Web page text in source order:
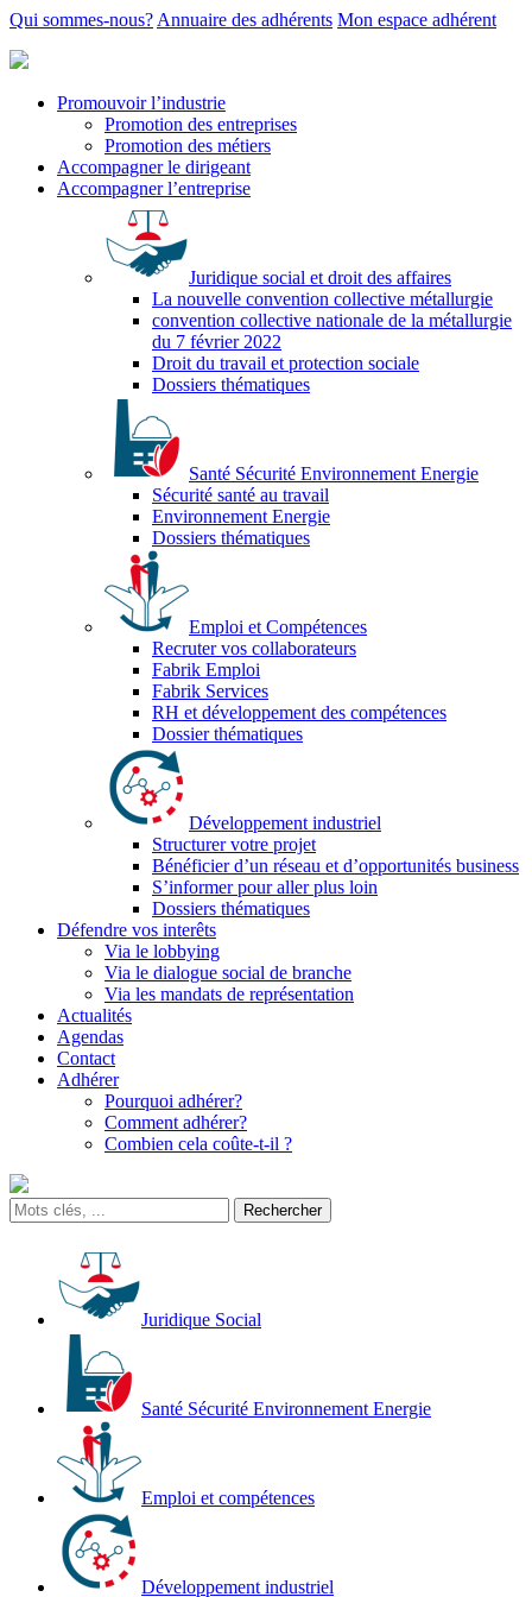
Qui sommes-nous? Annuaire des adhérents Mon espace adhérent
Promouvoir l’industrie
Promotion des entreprises
Promotion des métiers
Accompagner le dirigeant
Accompagner l’entreprise
Juridique social et droit des affaires
La nouvelle convention collective métallurgie
convention collective nationale de la métallurgie
du 7 février 2022
Droit du travail et protection sociale
Dossiers thématiques
Santé Sécurité Environnement Energie
Sécurité santé au travail
Environnement Energie
Dossiers thématiques
Emploi et Compétences
Recruter vos collaborateurs
Fabrik Emploi
Fabrik Services
RH et développement des compétences
Dossier thématiques
Développement industriel
Structurer votre projet
Bénéficier d’un réseau et d’opportunités business
S’informer pour aller plus loin
Dossiers thématiques
Défendre vos interêts
Via le lobbying
Via le dialogue social de branche
Via les mandats de représentation
Actualités
Agendas
Contact
Adhérer
Pourquoi adhérer?
Comment adhérer?
Combien cela coûte-t-il ?
Juridique Social
Santé Sécurité Environnement Energie
Emploi et compétences
Développement industriel